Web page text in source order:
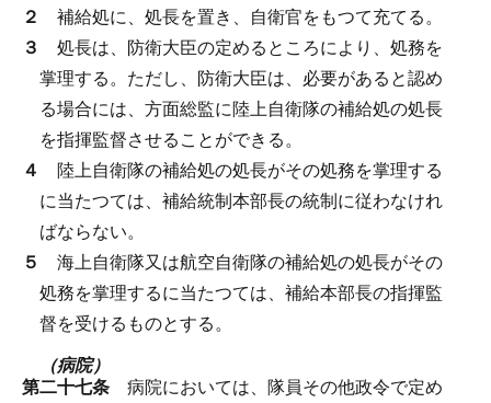
２ 補給処に、処長を置き、自衛官をもつて充てる。
３ 処長は、防衛大臣の定めるところにより、処務を
掌理する。 ただし、防衛大臣は、必要があると認め
る場合には、方面総監に陸上自衛隊の補給処の処長
を指揮監督させることができる。
４ 陸上自衛隊の補給処の処長がその処務を掌理する
に当たつては、補給統制本部長の統制に従わなけれ
ばならない。
５ 海上自衛隊又は航空自衛隊の補給処の処長がその
処務を掌理するに当たつては、補給本部長の指揮監
督を受けるものとする。
（病院）
第二十七条 病院においては、隊員その他政令で定め